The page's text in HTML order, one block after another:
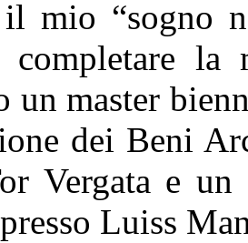
il mio “sogno
completare la
un master
dei Beni
Vergata e
Luiss